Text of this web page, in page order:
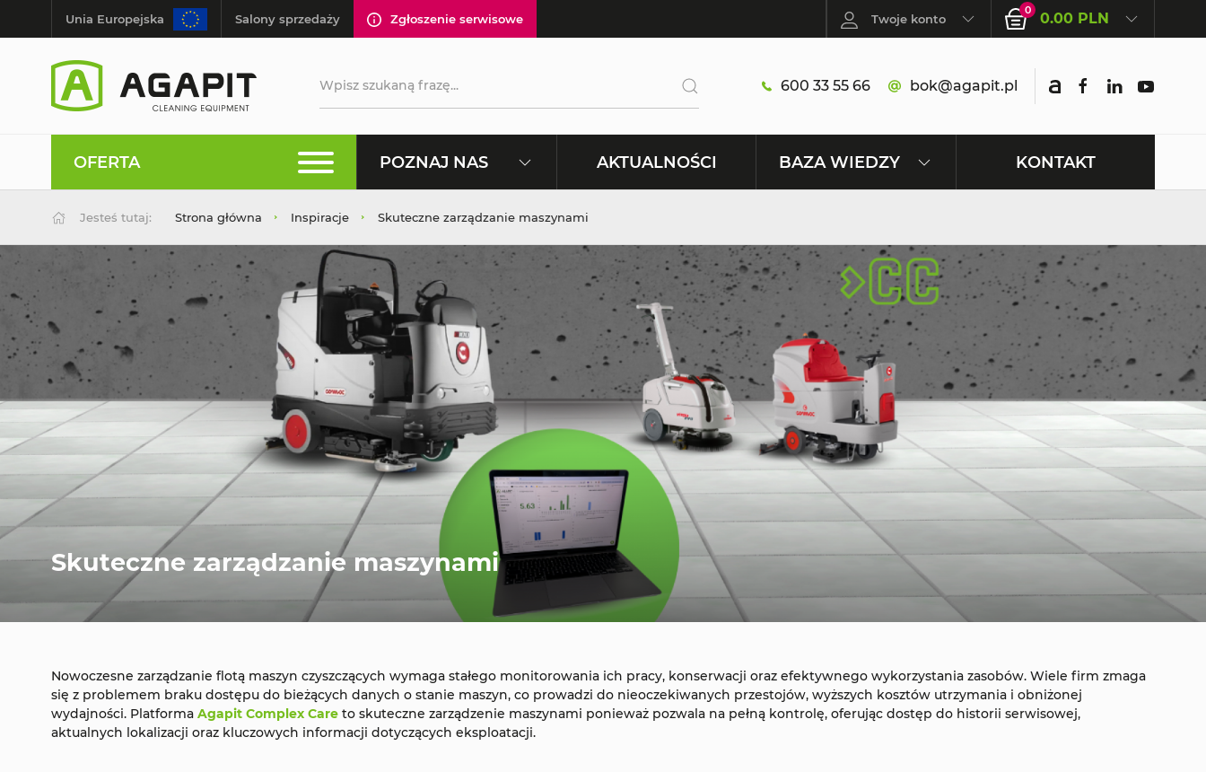
Unia Europejska Salony sprzedaży Zgłoszenie serwisowe Twoje konto
0 0.00 PLN
600 33 55 66 bok@agapit.pl
OFERTA POZNAJ NAS AKTUALNOŚCI BAZA WIEDZY KONTAKT
Jesteś tutaj: Strona główna Inspiracje Skuteczne zarządzanie maszynami
Skuteczne zarządzanie maszynami
Nowoczesne zarządzanie flotą maszyn czyszczących wymaga stałego monitorowania ich pracy, konserwacji oraz efektywnego wykorzystania zasobów. Wiele firm zmaga
się z problemem braku dostępu do bieżących danych o stanie maszyn, co prowadzi do nieoczekiwanych przestojów, wyższych kosztów utrzymania i obniżonej
wydajności. Platforma Agapit Complex Care to skuteczne zarządzenie maszynami ponieważ pozwala na pełną kontrolę, oferując dostęp do historii serwisowej,
aktualnych lokalizacji oraz kluczowych informacji dotyczących eksploatacji.